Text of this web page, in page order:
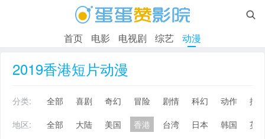

首页 电影 电视剧 综艺 动漫
2019香港短片动漫
分类: 全部 喜剧 奇幻 冒险 剧情 科幻 动作
搞
地区:
全部 大陆 美国 香港 台湾 日本 韩国
英